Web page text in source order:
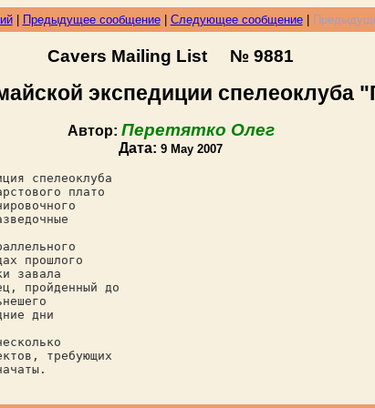
| Предыдущее сообщение| Следующее сообщение|
Cavers Mailing List № 9881
экспедиции спелеоклуба
Автор: Перетятко Олег
Дата: 9 May 2007
спелеоклуба
плато
прошлого
завала
пройденный до
дни
требующих